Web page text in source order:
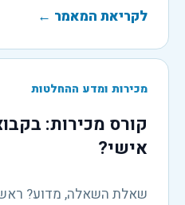
לקריאת המאמר ←
מכירות ומדע ההחלטות
קורס מכירות:
אישי?
שאלת השאלה, מדוע?